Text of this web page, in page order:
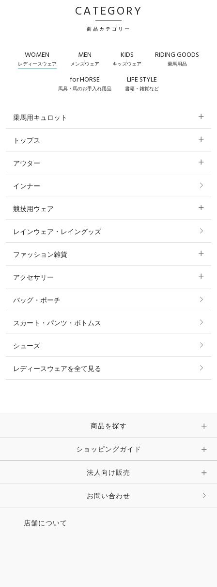
CATEGORY
商品カテゴリー
WOMEN
レディースウェア
MEN
メンズウェア
KIDS
キッズウェア
RIDING GOODS
乗馬用品
for HORSE
馬具・馬のお手入れ用品
LIFE STYLE
書籍・雑貨など
乗馬用キュロット
すべてのキュロット
フルグリップ・尻革 キュロット
ニーグリップ・膝革 キュロット
トップス
すべてのトップス
ポロシャツ
カットソー・Tシャツ・タンクトップ
パーカー・トレーナー・スウェット
ニット・セーター
シャツ・ブラウス・ワンピース
アウター
すべてのアウター
コート
ジャケット・ブルゾン
その他 アウター
インナー
競技用ウェア
すべての競技用ウェア
ショージャケット
ショーシャツ
レインウェア・レイングッズ
ファッション雑貨
すべてのファッション雑貨
ソックス
ベルト
マフラー・スカーフ・ストール・スヌード
時計・財布・キーケース・革小物
キーホルダー・チャーム・ストラップ
その他 ファッション雑貨
アクセサリー
すべてのアクセサリー
リング
ピアス・イヤリング
ピン・ブローチ・コサージュ
その他 アクセサリー
バッグ・ポーチ
スカート・パンツ・ボトムス
シューズ
レディースウェアを全て見る
商品を探す
ショッピングガイド
法人向け販売
お問い合わせ
店舗について